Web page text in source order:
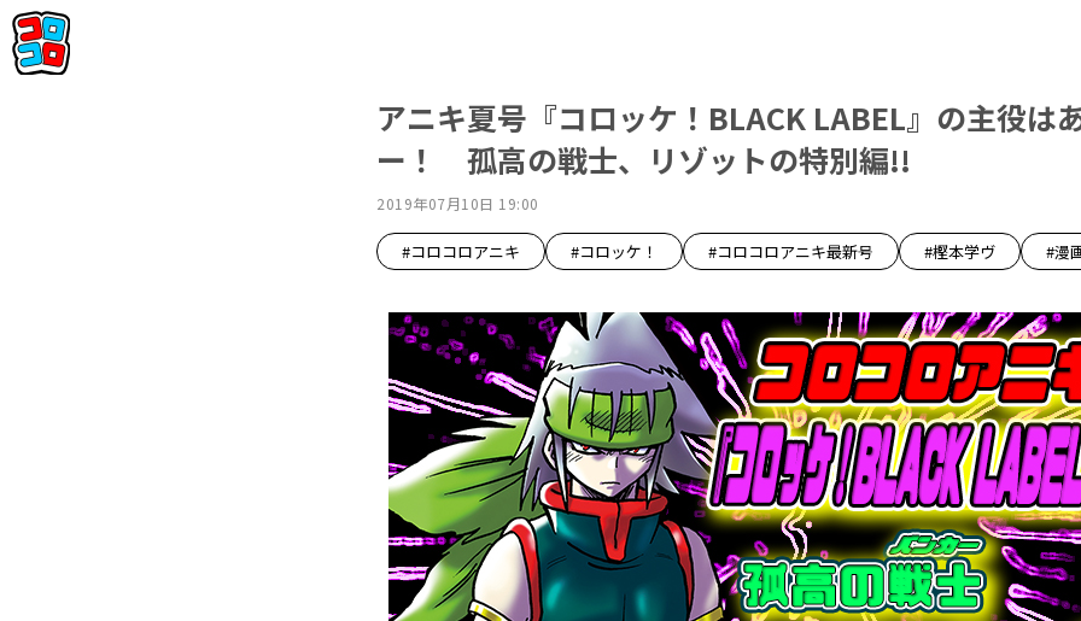
アニキ夏号『コロッケ！BLACK LABEL』の主役は
ー！ 孤高の戦士、リゾットの特別編!!
2019年07月10日 19:00
#コロコロアニキ #コロッケ！ #コロコロアニキ最新号 #樫本学ヴ #漫